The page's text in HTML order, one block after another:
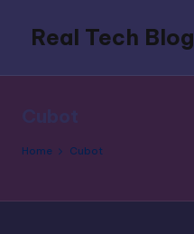
content
Real Tech Blog
trends,
Home Cubot